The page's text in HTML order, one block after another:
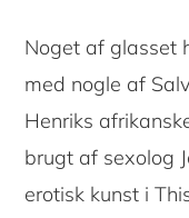
Noget af glasset
med nogle af
Henriks
brugt af sexolog
erotisk kunst i